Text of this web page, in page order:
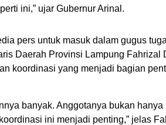
ini,” ujar Gubernur Arinal.
pers untuk masuk dalam gugus
Daerah Provinsi Lampung Fahrizal
koordinasi yang menjadi bagian
banyak. Anggotanya bukan
ini menjadi penting,” jelas